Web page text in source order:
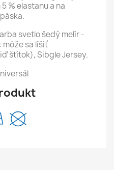
% elastanu a na
svetlo šedý melír -
môže sa líšiť
štítok), Sibgle Jersey.